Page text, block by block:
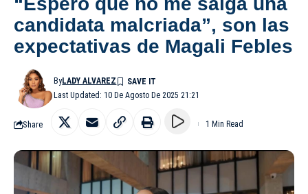
candidata malcriada”, son las
expectativas de Magali Febles
Last Updated: 10 De Agosto De 2025 21:21
ByLADY ALVAREZ
Share 1 Min Read